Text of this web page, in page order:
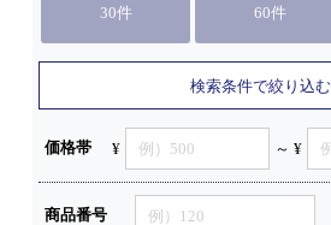
30件 60件
検索条件で絞り込む
価格帯 ¥ ～ ¥
商品番号